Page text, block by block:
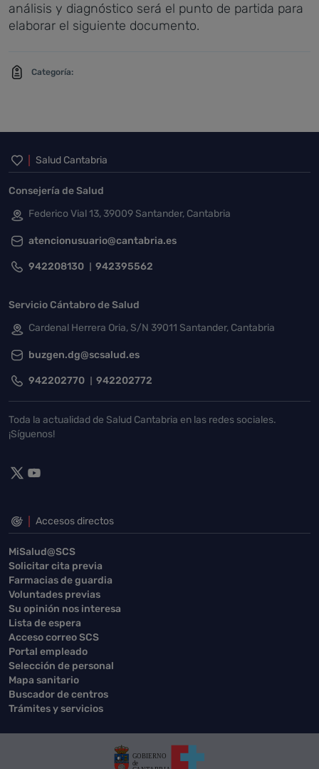
análisis y diagnóstico será el punto de partida para
elaborar el siguiente documento.
Categoría:
Inicio del pie de página
Salud Cantabria
Consejería de Salud
Federico Vial 13, 39009 Santander, Cantabria
atencionusuario@cantabria.es
942208130 942395562
Servicio Cántabro de Salud
Cardenal Herrera Oria, S/N 39011 Santander, Cantabria
buzgen.dg@scsalud.es
942202770 942202772
Toda la actualidad de Salud Cantabria en las redes sociales.
¡Síguenos!
Accesos directos
MiSalud@SCS
Solicitar cita previa
Farmacias de guardia
Voluntades previas
Su opinión nos interesa
Lista de espera
Acceso correo SCS
Portal empleado
Selección de personal
Mapa sanitario
Buscador de centros
Trámites y servicios